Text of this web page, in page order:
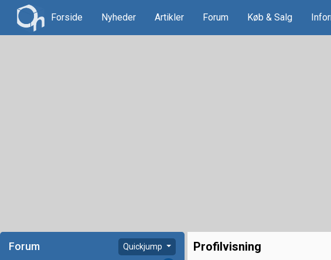
Forside Nyheder Artikler Forum Køb & Salg
Forum Quickjump Profilvisning